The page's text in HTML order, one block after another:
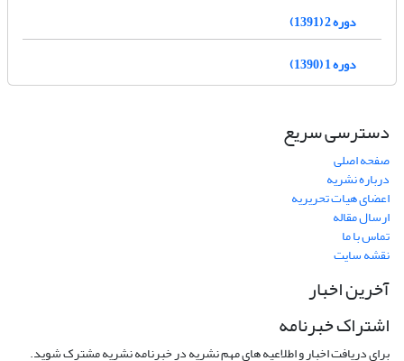
دوره 2 (1391)
دوره 1 (1390)
دسترسی سریع
صفحه اصلی
درباره نشریه
اعضای هیات تحریریه
ارسال مقاله
تماس با ما
نقشه سایت
آخرین اخبار
اشتراک خبرنامه
برای دریافت اخبار و اطلاعیه های مهم نشریه در خبرنامه نشریه مشترک شوید.